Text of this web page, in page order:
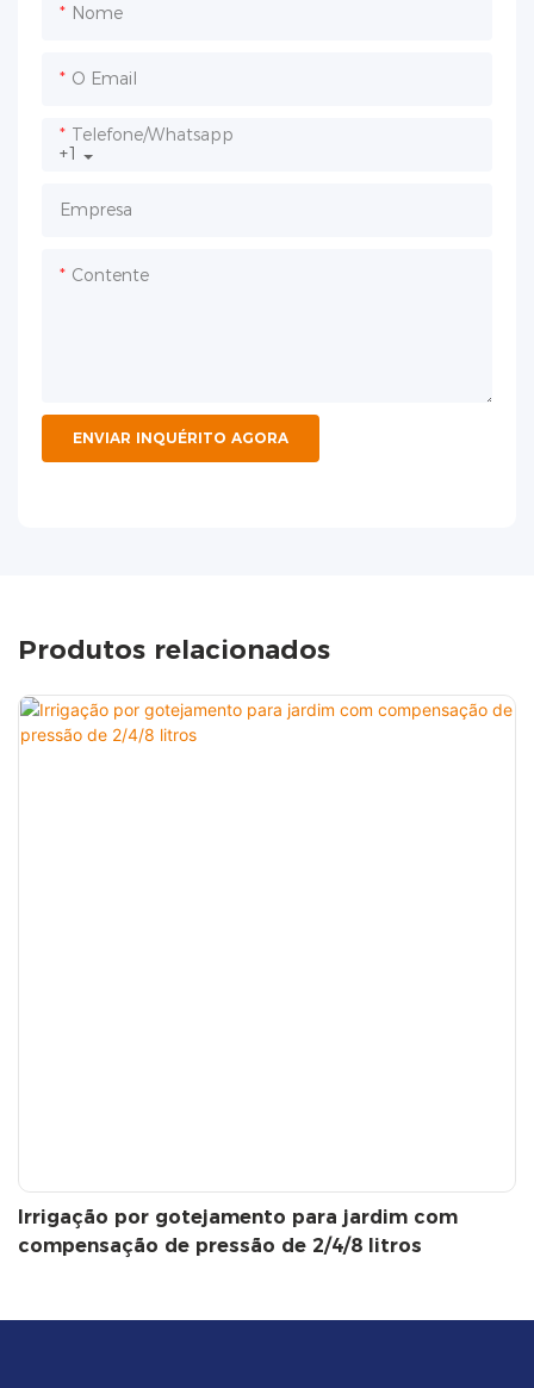
Nome
O Email
+1
Telefone/whatsapp
Empresa
Contente
ENVIAR INQUÉRITO AGORA
Produtos relacionados
Irrigação por gotejamento para jardim com
compensação de pressão de 2/4/8 litros